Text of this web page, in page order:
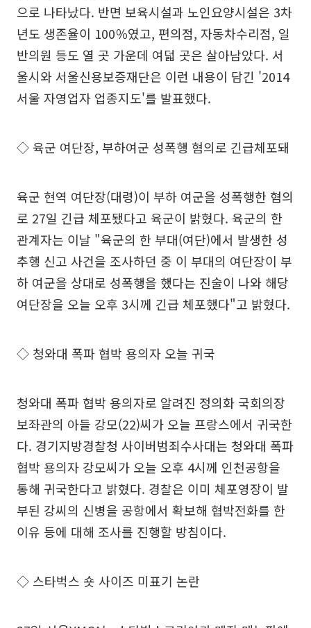
으로 나타났다. 반면 보육시설과 노인요양시설은 3차
년도 생존율이 100％였고, 편의점, 자동차수리점, 일
반의원 등도 열 곳 가운데 여덟 곳은 살아남았다. 서
울시와 서울신용보증재단은 이런 내용이 담긴 '2014
서울 자영업자 업종지도'를 발표했다.
◇ 육군 여단장, 부하여군 성폭행 혐의로 긴급체포돼
육군 현역 여단장(대령)이 부하 여군을 성폭행한 혐의
로 27일 긴급 체포됐다고 육군이 밝혔다. 육군의 한
관계자는 이날 "육군의 한 부대(여단)에서 발생한 성
추행 신고 사건을 조사하던 중 이 부대의 여단장이 부
하 여군을 상대로 성폭행을 했다는 진술이 나와 해당
여단장을 오늘 오후 3시께 긴급 체포했다"고 밝혔다.
◇ 청와대 폭파 협박 용의자 오늘 귀국
청와대 폭파 협박 용의자로 알려진 정의화 국회의장
보좌관의 아들 강모(22)씨가 오늘 프랑스에서 귀국한
다. 경기지방경찰청 사이버범죄수사대는 청와대 폭파
협박 용의자 강모씨가 오늘 오후 4시께 인천공항을
통해 귀국한다고 밝혔다. 경찰은 이미 체포영장이 발
부된 강씨의 신병을 공항에서 확보해 협박전화를 한
이유 등에 대해 조사를 진행할 방침이다.
◇ 스타벅스 숏 사이즈 미표기 논란